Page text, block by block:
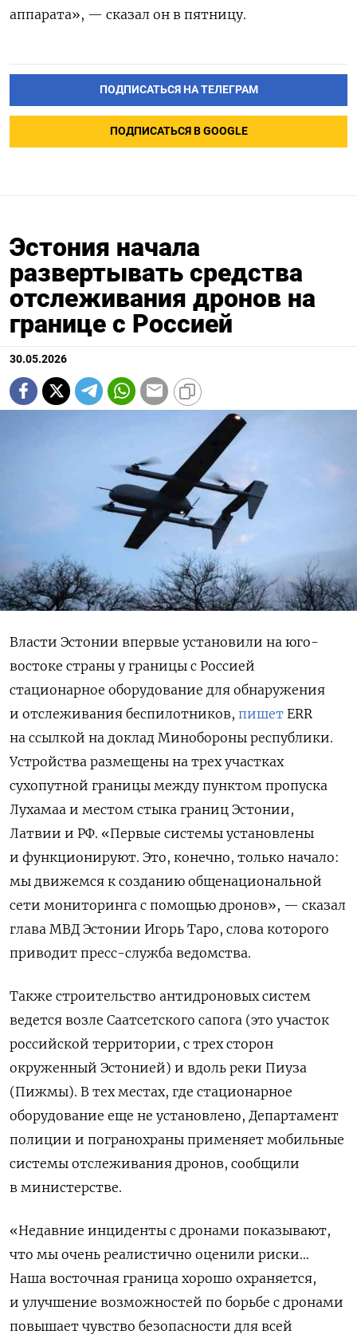
аппарата», — сказал он в пятницу.
ПОДПИСАТЬСЯ НА ТЕЛЕГРАМ
ПОДПИСАТЬСЯ В GOOGLE
Эстония начала
развертывать средства
отслеживания дронов на
границе с Россией
30.05.2026
Власти Эстонии впервые установили на юго-
востоке страны у границы с Россией
стационарное оборудование для обнаружения
и отслеживания беспилотников, пишет ERR
на ссылкой на доклад Минобороны республики.
Устройства размещены на трех участках
сухопутной границы между пунктом пропуска
Лухамаа и местом стыка границ Эстонии,
Латвии и РФ. «Первые системы установлены
и функционируют. Это, конечно, только начало:
мы движемся к созданию общенациональной
сети мониторинга с помощью дронов», — сказал
глава МВД Эстонии Игорь Таро, слова которого
приводит пресс-служба ведомства.
Также строительство антидроновых систем
ведется возле Саатсетского сапога (это участок
российской территории, с трех сторон
окруженный Эстонией) и вдоль реки Пиуза
(Пижмы). В тех местах, где стационарное
оборудование еще не установлено, Департамент
полиции и погранохраны применяет мобильные
системы отслеживания дронов, сообщили
в министерстве.
«Недавние инциденты с дронами показывают,
что мы очень реалистично оценили риски…
Наша восточная граница хорошо охраняется,
и улучшение возможностей по борьбе с дронами
повышает чувство безопасности для всей